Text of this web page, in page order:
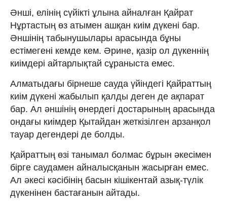
Әнші, елінің сүйікті ұлына айналған Қайрат
Нұртастың өз атымен ашқан киім дүкені бар.
Әншінің табынушылары арасында бұны
естімегені кемде кем. Әрине, қазір ол дүкеннің
киімдері айтарлықтай сұраныста емес.
Алматыдағы бірнеше сауда үйіндегі Қайраттың
киім дүкені жабылып қалды деген де ақпарат
бар. Ал әншінің өнердегі достарының арасында
ондағы киімдер Қытайдан жеткізілген арзанқол
тауар дегендері де болды.
Қайраттың өзі танымал болмас бұрын әкесімен
бірге саудамен айналысқанын жасырған емес.
Ал әкесі кәсібінің басын кішікентай азық-түлік
дүкенінен бастағанын айтады.